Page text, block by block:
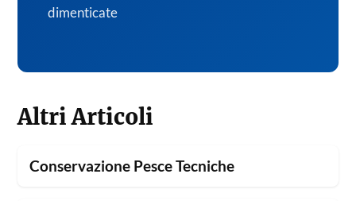
dimenticate
Altri Articoli
Conservazione Pesce Tecniche